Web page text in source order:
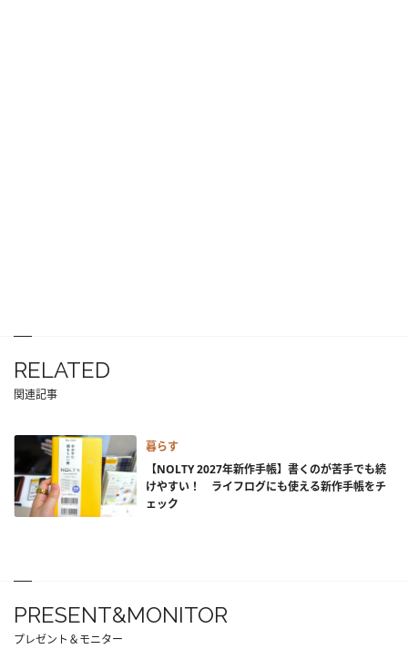
RELATED
関連記事
暮らす
【NOLTY 2027年新作手帳】書くのが苦手でも続
けやすい！ ライフログにも使える新作手帳をチ
ェック
PRESENT&MONITOR
プレゼント＆モニター